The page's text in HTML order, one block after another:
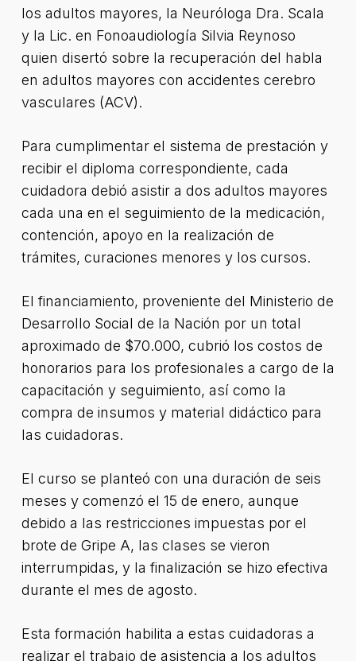
los adultos mayores, la Neuróloga Dra. Scala
y la Lic. en Fonoaudiología Silvia Reynoso
quien disertó sobre la recuperación del habla
en adultos mayores con accidentes cerebro
vasculares (ACV).
Para cumplimentar el sistema de prestación y
recibir el diploma correspondiente, cada
cuidadora debió asistir a dos adultos mayores
cada una en el seguimiento de la medicación,
contención, apoyo en la realización de
trámites, curaciones menores y los cursos.
El financiamiento, proveniente del Ministerio de
Desarrollo Social de la Nación por un total
aproximado de $70.000, cubrió los costos de
honorarios para los profesionales a cargo de la
capacitación y seguimiento, así como la
compra de insumos y material didáctico para
las cuidadoras.
El curso se planteó con una duración de seis
meses y comenzó el 15 de enero, aunque
debido a las restricciones impuestas por el
brote de Gripe A, las clases se vieron
interrumpidas, y la finalización se hizo efectiva
durante el mes de agosto.
Esta formación habilita a estas cuidadoras a
realizar el trabajo de asistencia a los adultos